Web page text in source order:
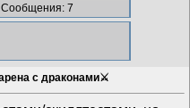
Сообщения: 7
с драконами⚔